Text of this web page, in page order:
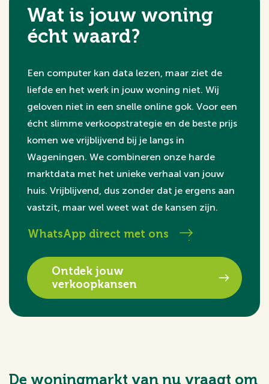
Wat is jouw woning
écht waard?
Een computer kan data lezen, maar ziet de
liefde en het werk in jouw woning niet. Wij
geloven niet in een snelle online gok. Voor een
écht slimme verkoopstrategie en de beste prijs
komen we vrijblijvend bij je langs in
Wageningen. We combineren onze harde
marktdata met het unieke verhaal van jouw
huis. Vrijblijvend, dus zonder dat je ergens aan
vastzit, maar wel weet wat de kansen zijn.
WhatsApp direct met ons
Ontdek jouw
verkoopkansen
De woningmarkt van nu vraagt om